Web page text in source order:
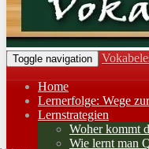
Toggle navigation
Home
Lernerfolge: Wege
Lernstrategien
Woher kommt
Wie lernt man